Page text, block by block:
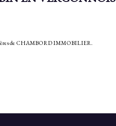
de CHAMBORD IMMOBILIER.